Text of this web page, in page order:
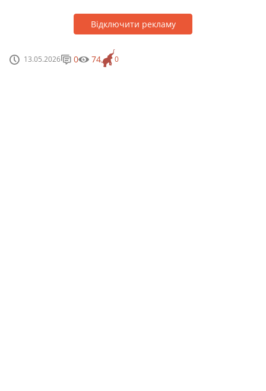
Відключити рекламу
13.05.2026 0
0 74